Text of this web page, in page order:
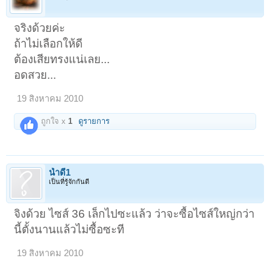
จริงด้วยค่ะ
ถ้าไม่เลือกให้ดี
ต้องเสียทรงแน่เลย...
อดสวย...
19 สิงหาคม 2010
ถูกใจ x 1 ดูรายการ
น้ำดี1
เป็นที่รู้จักกันดี
จิงด้วย ไซส์ 36 เล็กไปซะแล้ว ว่าจะซื้อไซส์ใหญ่กว่า
นี้ตั้งนานแล้วไม่ซื้อซะที
19 สิงหาคม 2010